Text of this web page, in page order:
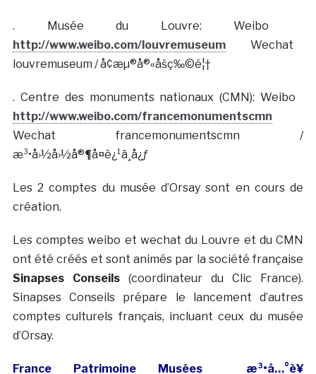
. Musée du Louvre: Weibo
http://www.weibo.com/louvremuseumWechat
louvremuseum / å¢æµ®å®«åšç‰©é¦†
. Centre des monuments nationaux (CMN): Weibo
http://www.weibo.com/francemonumentscmn
Wechat francemonumentscmn /
æ³•å›½å›½å®¶å¤è¿¹ä¸­å¿ƒ
Les 2 comptes du musée d’Orsay sont en cours de
création.
Les comptes weibo et wechat du Louvre et du CMN
ont été créés et sont animés par la société française
Sinapses Conseils (coordinateur du Clic France).
Sinapses Conseils prépare le lancement d’autres
comptes culturels français, incluant ceux du musée
d’Orsay.
France Patrimoine Musées æ³•å…°è¥